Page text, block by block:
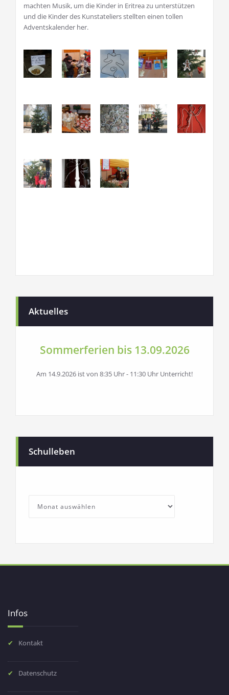
machten Musik, um die Kinder in Eritrea zu unterstützen
und die Kinder des Kunstateliers stellten einen tollen
Adventskalender her.
Aktuelles
Sommerferien bis 13.09.2026
Am 14.9.2026 ist von 8:35 Uhr - 11:30 Uhr Unterricht!
Schulleben
Infos
Kontakt
Datenschutz